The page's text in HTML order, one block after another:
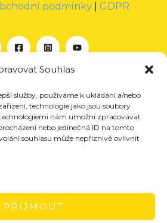
Souhlas
služby, používáme k ukládání a/nebo
technologie jako jsou soubory
nám umožní zpracovávat
nebo jedinečná ID na tomto
souhlasu může nepříznivě ovlivnit
PŘÍJMOUT
podmínky
GDPR
O nás
Projekty
Členství
Kontakt